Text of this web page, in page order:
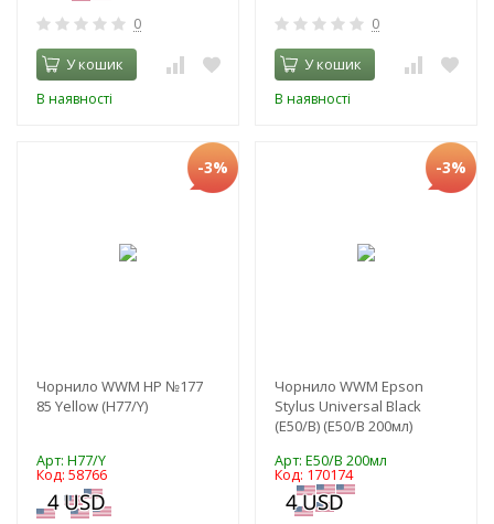
0
У кошик
В наявності
0
У кошик
В наявності
-3%
Чорнило WWM HP №177
85 Yellow (H77/Y)
Арт: H77/Y
Код: 58766
-3%
Чорнило WWM Epson
Stylus Universal Black
(E50/B) (E50/B 200мл)
Арт: E50/B 200мл
Код: 170174